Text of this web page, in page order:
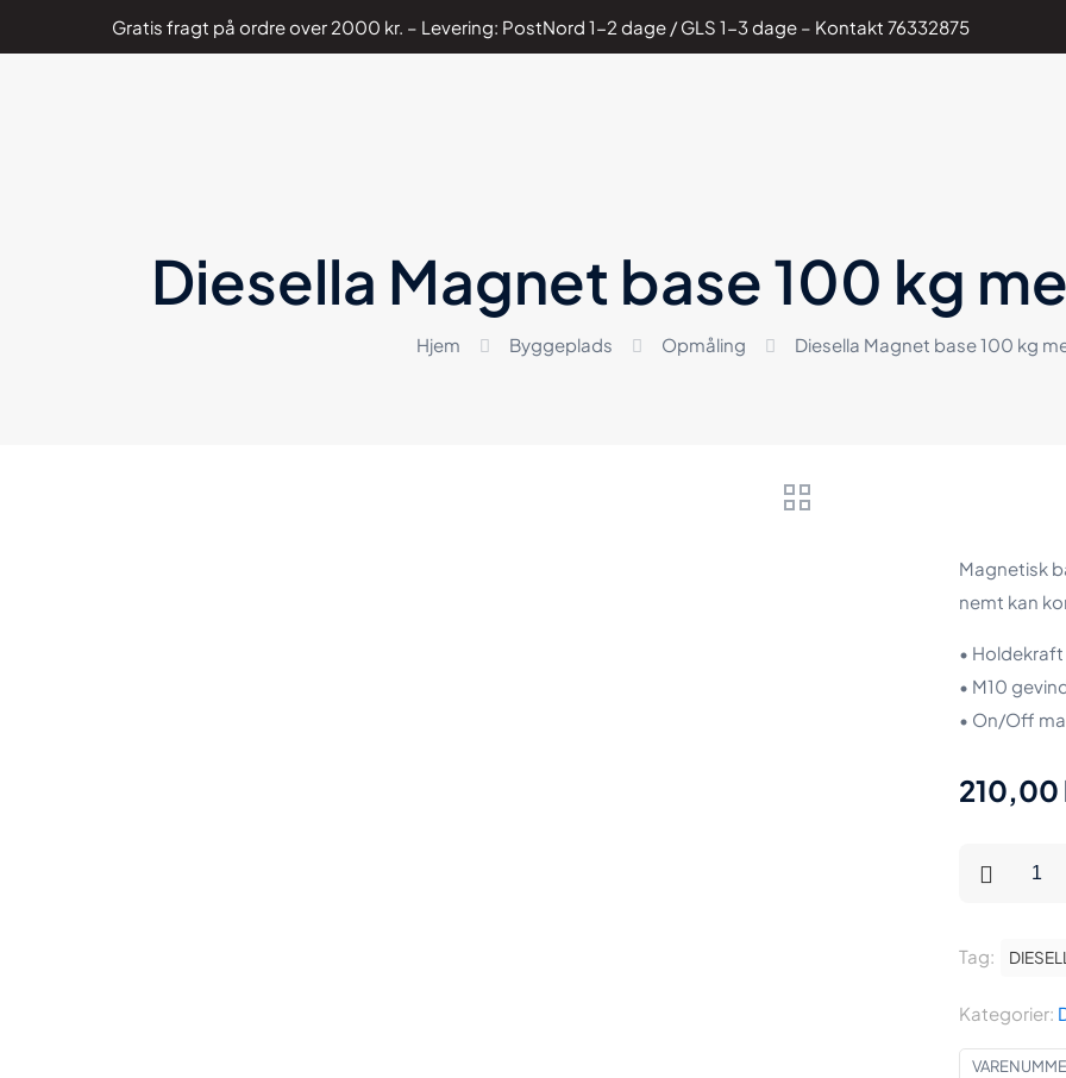
Gratis fragt på ordre over 2000 kr. – Levering: PostNord 1-2 dage / GLS 1-3 dage – Kontakt 76332875
Diesella Magnet base 100 kg
Hjem Byggeplads Opmåling Diesella Magnet base 100 kg
Magnetisk
nemt kan
•
• M10
• On/Off
210,00
100
med
M10
Kategorier:
Tag: